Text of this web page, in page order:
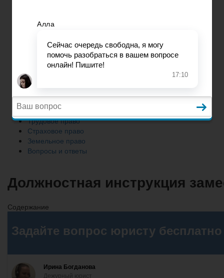
Страховое право
Земельное право
Гражданское право
Трудовое право
Страховое право
Земельное право
Вопросы и ответы
Должностная инструкция
Содержание